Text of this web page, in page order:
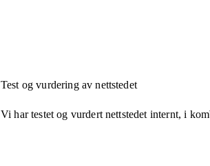
Test og vurdering av nettstedet
Vi har testet og vurdert nettstedet internt, i